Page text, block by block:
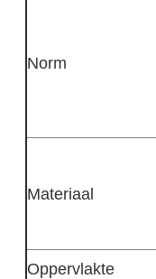
Norm
Materiaal
Oppervlakte